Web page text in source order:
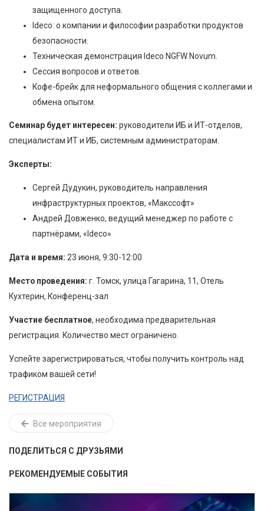
защищенного доступа.
Ideco: о компании и философии разработки продуктов
безопасности.
Техническая демонстрация Ideco NGFW Novum.
Сессия вопросов и ответов.
Кофе-брейк для неформального общения с коллегами и
обмена опытом.
Семинар будет интересен: руководители ИБ и ИТ-отделов,
специалистам ИТ и ИБ, системным администраторам.
Эксперты:
Сергей Дудукин, руководитель направления
инфраструктурных проектов, «Макссофт»
Андрей Довженко, ведущий менеджер по работе с
партнёрами, «Ideco»
Дата и время: 23 июня, 9:30-12:00
Место проведения: г. Томск, улица Гагарина, 11, Отель
Кухтерин, Конференц-зал
Участие бесплатное, необходима предварительная
регистрация. Количество мест ограничено.
Успейте зарегистрироваться, чтобы получить контроль над
трафиком вашей сети!
РЕГИСТРАЦИЯ
Все мероприятия
ПОДЕЛИТЬСЯ С ДРУЗЬЯМИ
РЕКОМЕНДУЕМЫЕ СОБЫТИЯ